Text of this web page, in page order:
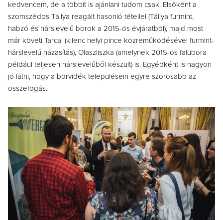
kedvencem, de a többit is ajánlani tudom csak. Elsőként a
szomszédos Tállya reagált hasonló tétellel (Tállya furmint,
habzó és hárslevelű borok a 2015-ös évjáratból), majd most
már követi Tarcal (kilenc helyi pince közreműködésével furmint-
hárslevelű házasítás), Olaszliszka (amelynek 2015-ös falubora
például teljesen hárslevelűből készült) is. Egyébként is nagyon
jó látni, hogy a borvidék településein egyre szorosabb az
összefogás.